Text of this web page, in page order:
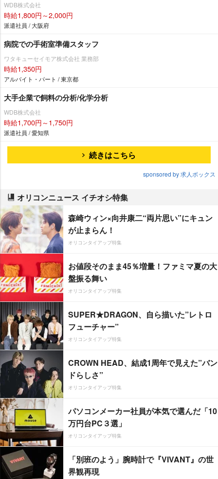
WDB株式会社
時給1,800円～2,000円
派遣社員 / 大阪府
病院での手術室準備スタッフ
ワタキューセイモア株式会社 業務部
時給1,350円
アルバイト・パート / 東京都
大手企業で飼料の分析/化学分析
WDB株式会社
時給1,700円～1,750円
派遣社員 / 愛知県
続きはこちら
sponsored by 求人ボックス
オリコンニュース イチオシ特集
森崎ウィン×向井康二“両片思い”にキュン
が止まらん！
オリコンタイアップ特集
お値段そのまま45％増量！ファミマ夏の大
盤振る舞い
オリコンタイアップ特集
SUPER★DRAGON、自ら描いた”レトロ
フューチャー”
オリコンタイアップ特集
CROWN HEAD、結成1周年で見えた”バン
ドらしさ”
オリコンタイアップ特集
パソコンメーカー社員が本気で選んだ「10
万円台PC３選」
オリコンタイアップ特集
「別班のよう」腕時計で『VIVANT』の世
界観再現